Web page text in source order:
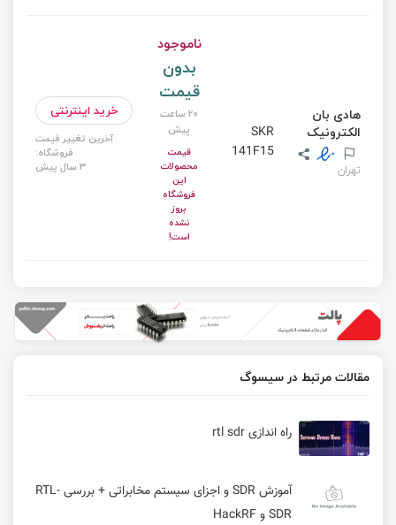
هادی بان
الکترونیک
تهران
SKR
141F15
ناموجود
بدون
قیمت
20 ساعت
پیش
قیمت
محصولات
این
فروشگاه
بروز
نشده
است!
خرید اینترنتی
آخرین تغییر قیمت
فروشگاه:
3 سال پیش
مقالات مرتبط در سیسوگ
راه اندازی rtl sdr
آموزش SDR و اجزای سیستم مخابراتی + بررسی RTL-
SDR و HackRF